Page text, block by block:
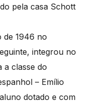
pela casa Schott
de 1946 no
integrou no
a classe do
– Emílio
dotado e com